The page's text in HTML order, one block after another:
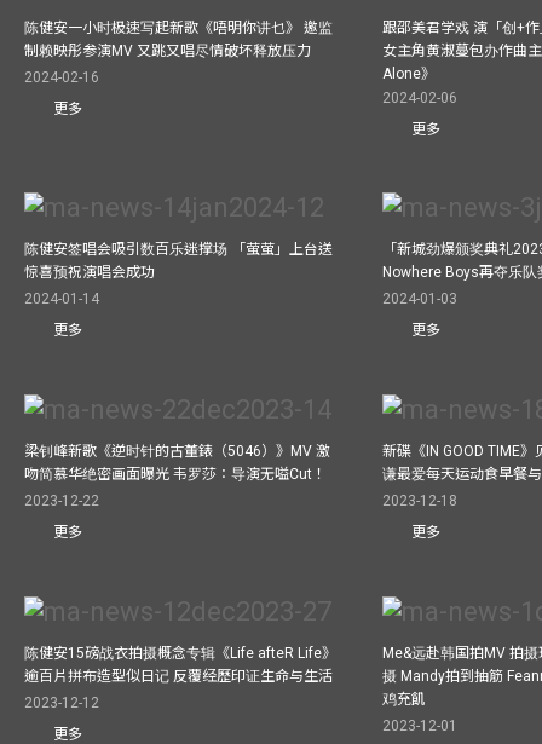
陈健安一小时极速写起新歌《唔明你讲乜》 邀监
制赖映彤参演MV 又跳又唱尽情破坏释放压力
2024-02-16
更多
跟邵美君学戏 演「创+
女主角黄淑蔓包办作曲
Alone》
2024-02-06
更多
陈健安签唱会吸引数百乐迷撑场 「萤萤」上台送
惊喜预祝演唱会成功
2024-01-14
更多
「新城劲爆颁奖典礼
Nowhere Boys再夺乐
2024-01-03
更多
梁钊峰新歌《逆时针的古董錶（5046）》MV 激
吻简慕华绝密画面曝光 韦罗莎：导演无嗌Cut！
2023-12-22
更多
新碟《IN GOOD TIME
谦最爱每天运动食早餐
2023-12-18
更多
陈健安15磅战衣拍摄概念专辑《Life afteR Life》
逾百片拼布造型似日记 反覆经歷印证生命与生活
2023-12-12
更多
Me&远赴韩国拍MV 拍
摄 Mandy拍到抽筋
鸡充飢
2023-12-01